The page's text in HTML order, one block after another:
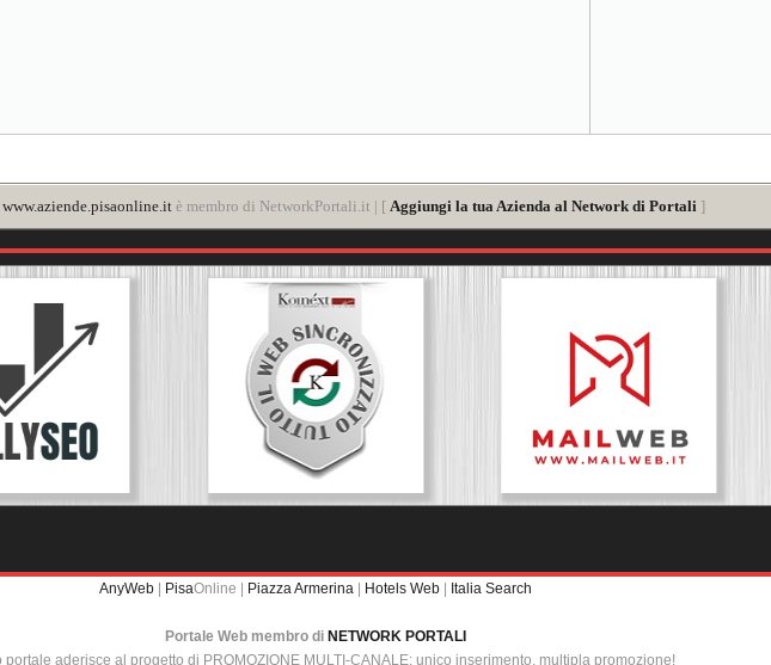
www.aziende.pisaonline.itè membro di NetworkPortali.it | [ Aggiungi la tua Azienda al Network di Portali ]
AnyWeb | PisaOnline | Piazza Armerina | Hotels Web | Italia Search
Portale Web membro di NETWORK PORTALI
portale aderisce al progetto di PROMOZIONE MULTI-CANALE: unico inserimento, multipla promozione!